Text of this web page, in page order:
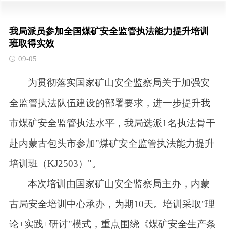
我局派员参加全国煤矿安全监管执法能力提升培训
班取得实效
09-05
为贯彻落实国家矿山安全监察局关于加强安
全监管执法队伍建设的部署要求，进一步提升我
市煤矿安全监管执法水平，我局选派1名执法骨干
赴内蒙古包头市参加"煤矿安全监管执法能力提升
培训班（KJ2503）"。
本次培训由国家矿山安全监察局主办，内蒙
古局安全培训中心承办，为期10天。培训采取"理
论+实践+研讨"模式，重点围绕《煤矿安全生产条